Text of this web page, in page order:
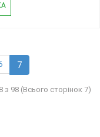
7
з 98 (Всього сторінок 7)